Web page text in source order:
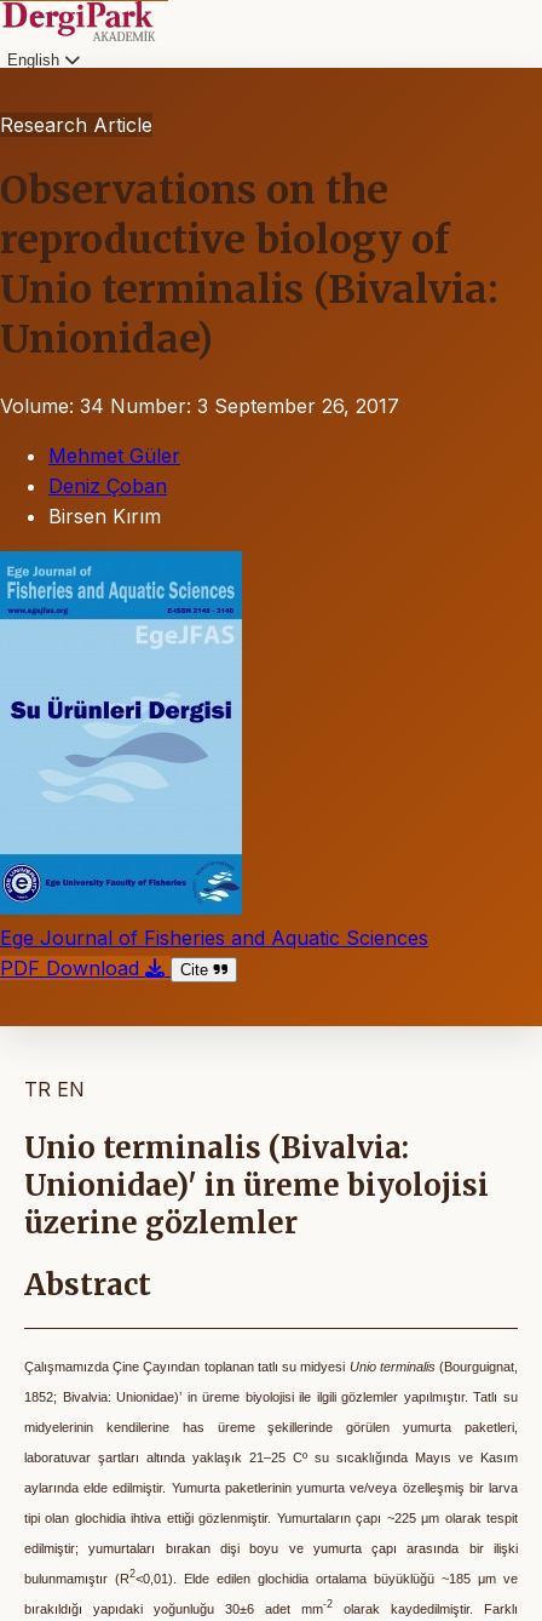
English
Research Article
Observations on the
reproductive biology of
Unio terminalis (Bivalvia:
Unionidae)
Volume: 34 Number: 3 September 26, 2017
Mehmet Güler
Deniz Çoban
Birsen Kırım
Ege Journal of Fisheries and Aquatic Sciences
PDF Download
Cite
TR EN
Unio terminalis (Bivalvia:
Unionidae)' in üreme biyolojisi
üzerine gözlemler
Abstract
Çalışmamızda Çine Çayından toplanan tatlı su midyesi Unio terminalis (Bourguignat,
1852; Bivalvia: Unionidae)’ in üreme biyolojisi ile ilgili gözlemler yapılmıştır. Tatlı su
midyelerinin kendilerine has üreme şekillerinde görülen yumurta paketleri,
laboratuvar şartları altında yaklaşık 21–25 Cº su sıcaklığında Mayıs ve Kasım
aylarında elde edilmiştir. Yumurta paketlerinin yumurta ve/veya özelleşmiş bir larva
tipi olan glochidia ihtiva ettiği gözlenmiştir. Yumurtaların çapı ~225 μm olarak tespit
edilmiştir; yumurtaları bırakan dişi boyu ve yumurta çapı arasında bir ilişki
bulunmamıştır (R2<0,01) . Elde edilen glochidia ortalama büyüklüğü ~185 μm ve
bırakıldığı yapıdaki yoğunluğu 30±6 adet mm-2 olarak kaydedilmiştir. Farklı